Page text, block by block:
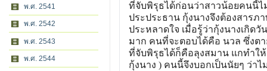
พ.ศ. 2541
พ.ศ. 2542
พ.ศ. 2543
พ.ศ. 2544
ที่จับพิรุธได้ก่อนว่าสาวน้อยคนนี้ไ
ประประธาน กุ้งนางจึงต้องสารภ
ประหลาดใจ เมื่อรู้ว่ากุ้งนางเกิด
มาก คนที่จะตอบได้คือ นวล ซึ่งต
ที่จับพิรุธได้ก็คือลุงสมาน แกทำใ
กุ้งนาง ) คนนี้จึงบอกเป็นนัยๆ ว่าไ